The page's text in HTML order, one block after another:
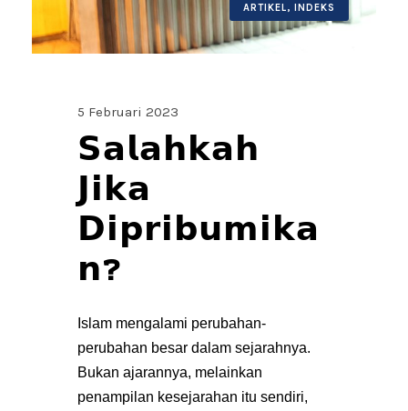
ARTIKEL, INDEKS
5 Februari 2023
𝗦𝗮𝗹𝗮𝗵𝗸𝗮𝗵
𝗝𝗶𝗸𝗮
𝗗𝗶𝗽𝗿𝗶𝗯𝘂𝗺𝗶𝗸𝗮
𝗻?
Islam mengalami perubahan-
perubahan besar dalam sejarahnya.
Bukan ajarannya, melainkan
penampilan kesejarahan itu sendiri,